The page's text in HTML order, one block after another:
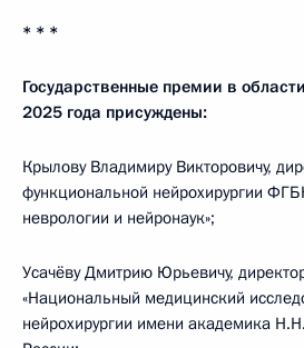
* * *
Государственные премии в
2025 года присуждены:
Крылову Владимиру Викторовичу,
функциональной нейрохирургии
неврологии и нейронаук»;
Усачёву Дмитрию Юрьевичу,
«Национальный медицинский
нейрохирургии имени академика